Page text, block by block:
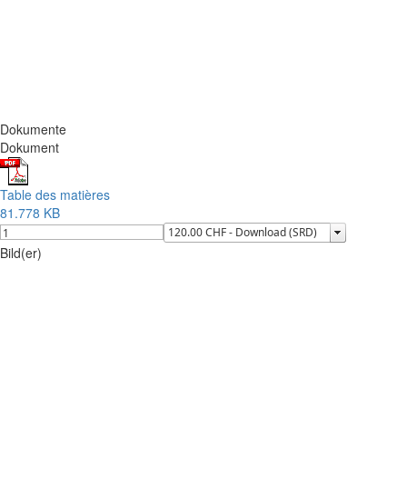
Dokumente
Dokument
Table des matières
81.778 KB
Bild(er)